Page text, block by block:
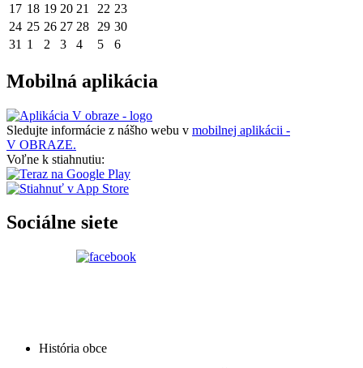
17 18 19 20 21 22 23
24 25 26 27 28 29 30
31 1 2 3 4 5 6
Mobilná aplikácia
Sledujte informácie z nášho webu v mobilnej aplikácii -
V OBRAZE.
Voľne k stiahnutiu:
Sociálne siete
História obce